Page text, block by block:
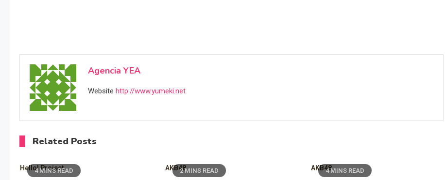
Agencia YEA
Website http://www.yumeki.net
Related Posts
4 MINS READ
Hello! Project 2 MINS READ
AKB48 4 MINS READ
AKB48